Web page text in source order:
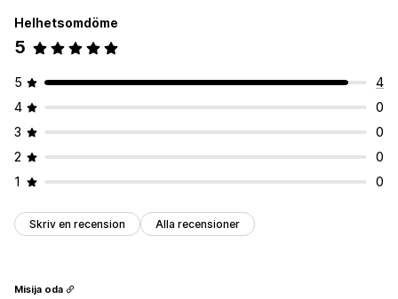
Helhetsomdöme
5
5
4
4
0
3
0
2
0
1
0
Skriv en recension Alla recensioner
Misija oda